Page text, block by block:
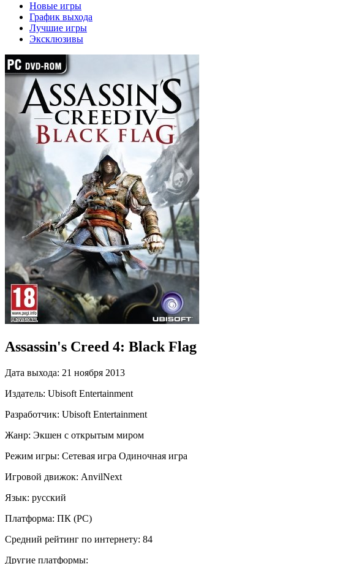
Новые игры
График выхода
Лучшие игры
Эксклюзивы
Assassin's Creed 4: Black Flag
Дата выхода: 21 ноября 2013
Издатель: Ubisoft Entertainment
Разработчик: Ubisoft Entertainment
Жанр: Экшен с открытым миром
Режим игры: Сетевая игра Одиночная игра
Игровой движок: AnvilNext
Язык: русский
Платформа: ПК (PC)
Средний рейтинг по интернету: 84
Другие платформы: